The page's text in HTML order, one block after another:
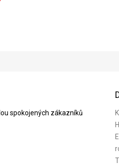
spokojených zákazníků